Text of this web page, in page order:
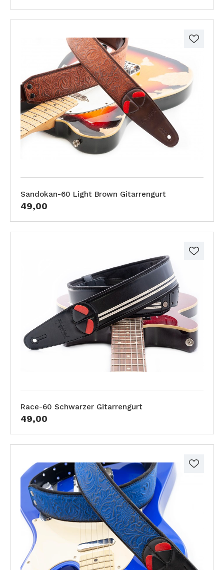
Sandokan-60 Light Brown Gitarrengurt
49,00
Race-60 Schwarzer Gitarrengurt
49,00